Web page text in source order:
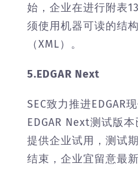
始，企业在进行附表
须使用机器可读的结
（XML）。
5.EDGAR Next
SEC致力推进EDGAR
EDGAR Next测试版
提供企业试用，测试
结束，企业宜留意最